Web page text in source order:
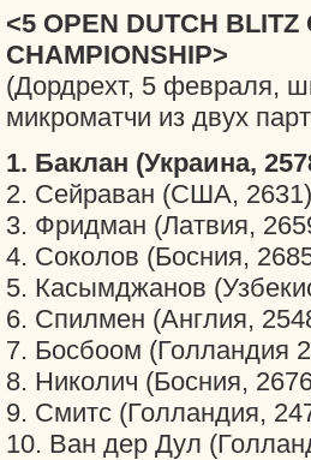
<5 OPEN DUTCH BLITZ
CHAMPIONSHIP>
(Дордрехт, 5 февраля,
микроматчи из двух
1. Баклан (Украина,
2. Сейраван (США,
3. Фридман (Латвия,
4. Соколов (Босния,
5. Касымджанов
6. Спилмен (Англия,
7. Босбоом (Голландия
8. Николич (Босния,
9. Смитс (Голландия,
10. Ван дер Дул